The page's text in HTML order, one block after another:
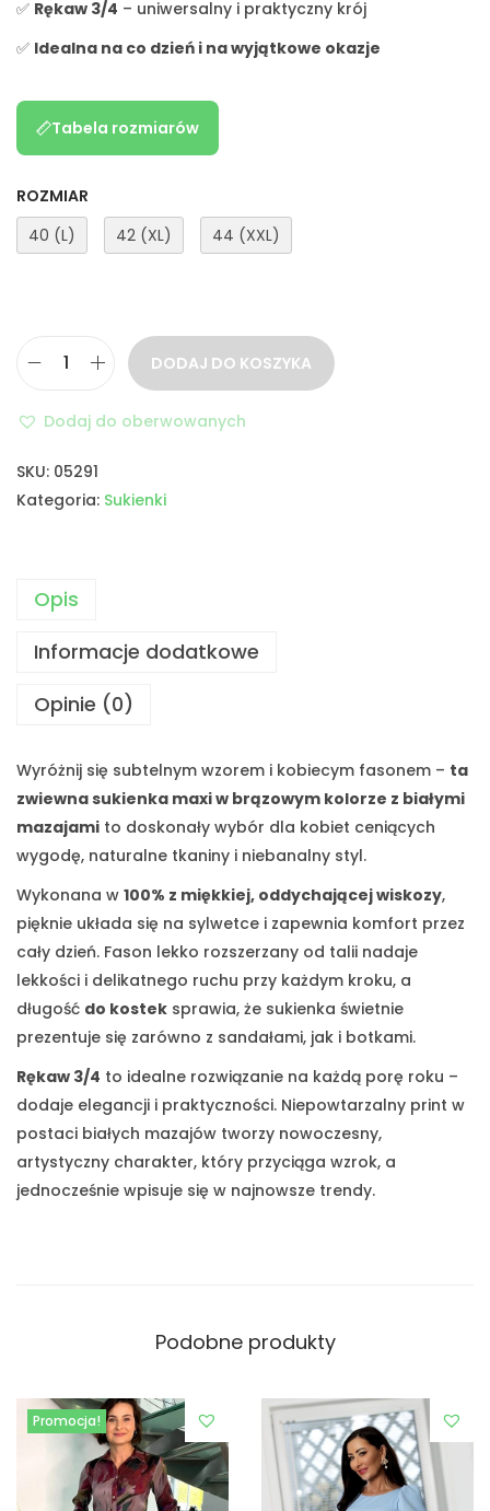
✅ Rękaw 3/4 – uniwersalny i praktyczny krój
✅ Idealna na co dzień i na wyjątkowe okazje
Tabela rozmiarów
ROZMIAR
40 (L)
42 (XL) 44 (XXL)
DODAJ DO KOSZYKA
Dodaj do oberwowanych
SKU: 05291
Kategoria: Sukienki
Opis
Informacje dodatkowe
Opinie (0)
Wyróżnij się subtelnym wzorem i kobiecym fasonem – ta
zwiewna sukienka maxi w brązowym kolorze z białymi
mazajami to doskonały wybór dla kobiet ceniących
wygodę, naturalne tkaniny i niebanalny styl.
Wykonana w 100% z miękkiej, oddychającej wiskozy,
pięknie układa się na sylwetce i zapewnia komfort przez
cały dzień. Fason lekko rozszerzany od talii nadaje
lekkości i delikatnego ruchu przy każdym kroku, a
długość do kostek sprawia, że sukienka świetnie
prezentuje się zarówno z sandałami, jak i botkami.
Rękaw 3/4 to idealne rozwiązanie na każdą porę roku –
dodaje elegancji i praktyczności. Niepowtarzalny print w
postaci białych mazajów tworzy nowoczesny,
artystyczny charakter, który przyciąga wzrok, a
jednocześnie wpisuje się w najnowsze trendy.
Podobne produkty
Promocja!